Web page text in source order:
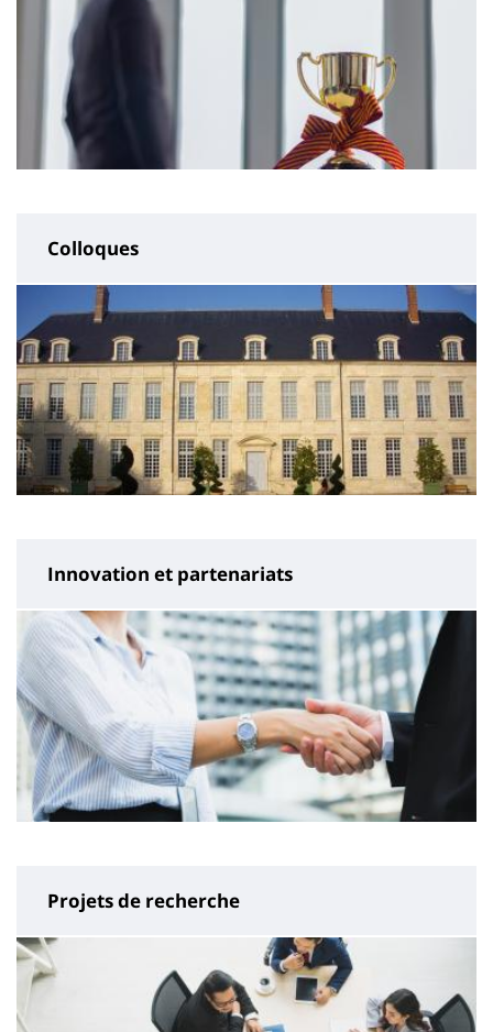
Colloques
Innovation et partenariats
Projets de recherche